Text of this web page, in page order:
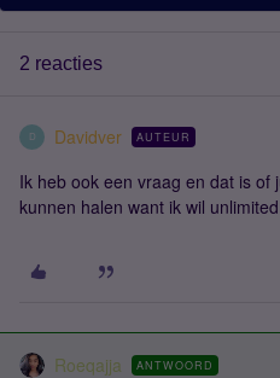
2 reacties
D Davidver AUTEUR
Ik heb ook een vraag en dat is of
kunnen halen want ik wil
Roeqajja ANTWOORD